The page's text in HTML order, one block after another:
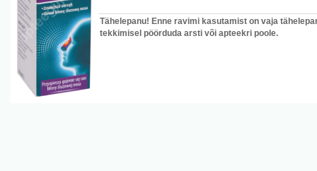
Tähelepanu! Enne ravimi kasutamist on vaja
tekkimisel pöörduda arsti või apteekri poole.